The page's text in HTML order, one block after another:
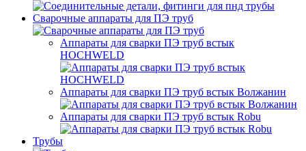
Сварочные аппараты для ПЭ труб
Аппараты для сварки ПЭ труб встык
HOCHWELD
Аппараты для сварки ПЭ труб встык Волжанин
Аппараты для сварки ПЭ труб встык Robu
Трубы